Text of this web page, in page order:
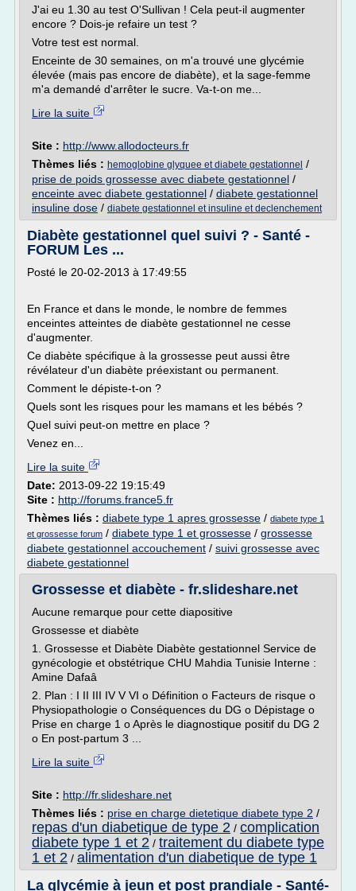
J'ai eu 1.30 au test O'Sullivan ! Cela peut-il augmenter
encore ? Dois-je refaire un test ?
Votre test est normal.
Enceinte de 30 semaines, on m'a trouvé une glycémie
élevée (mais pas encore de diabète), et la sage-femme
m'a demandé d'arrêter le sucre. Va-t-on me...
Lire la suite
Site : http://www.allodocteurs.fr
Thèmes liés : hemoglobine glyquee et diabete gestationnel /
prise de poids grossesse avec diabete gestationnel /
enceinte avec diabete gestationnel / diabete gestationnel
insuline dose / diabete gestationnel et insuline et declenchement
Diabète gestationnel quel suivi ? - Santé -
FORUM Les ...
Posté le 20-02-2013 à 17:49:55
En France et dans le monde, le nombre de femmes
enceintes atteintes de diabète gestationnel ne cesse
d'augmenter.
Ce diabète spécifique à la grossesse peut aussi être
révélateur d'un diabète préexistant ou permanent.
Comment le dépiste-t-on ?
Quels sont les risques pour les mamans et les bébés ?
Quel suivi peut-on mettre en place ?
Venez en...
Lire la suite
Date: 2013-09-22 19:15:49
Site : http://forums.france5.fr
Thèmes liés : diabete type 1 apres grossesse / diabete type 1
et grossesse forum / diabete type 1 et grossesse / grossesse
diabete gestationnel accouchement / suivi grossesse avec
diabete gestationnel
Grossesse et diabète - fr.slideshare.net
Aucune remarque pour cette diapositive
Grossesse et diabète
1. Grossesse et Diabète Diabète gestationnel Service de
gynécologie et obstétrique CHU Mahdia Tunisie Interne :
Amine Dafaâ
2. Plan : I II III IV V VI o Définition o Facteurs de risque o
Physiopathologie o Conséquences du DG o Dépistage o
Prise en charge 1 o Après le diagnostique positif du DG 2
o En post-partum 3 ...
Lire la suite
Site : http://fr.slideshare.net
Thèmes liés : prise en charge dietetique diabete type 2 /
repas d'un diabetique de type 2 / complication
diabete type 1 et 2 / traitement du diabete type
1 et 2 / alimentation d'un diabetique de type 1
La glycémie à jeun et post prandiale - Santé-